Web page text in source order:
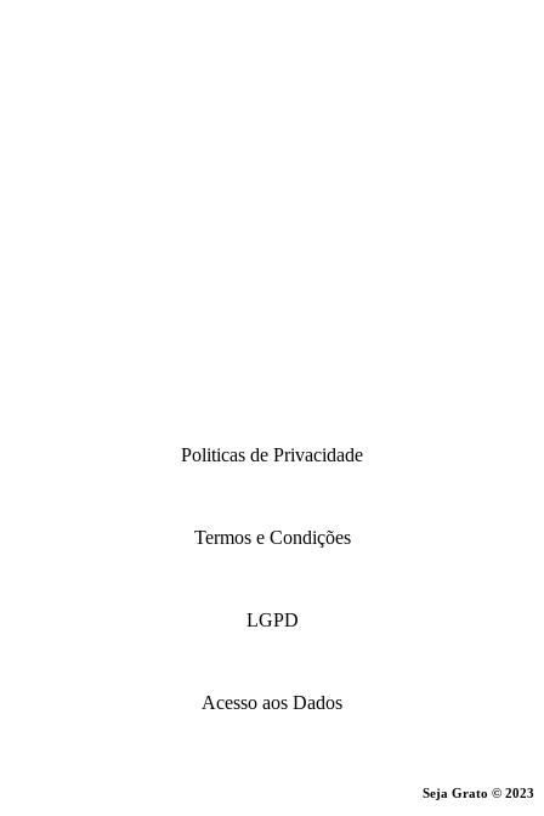
Politicas de Privacidade
Termos e Condições
LGPD
Acesso aos Dados
Seja Grato © 2023